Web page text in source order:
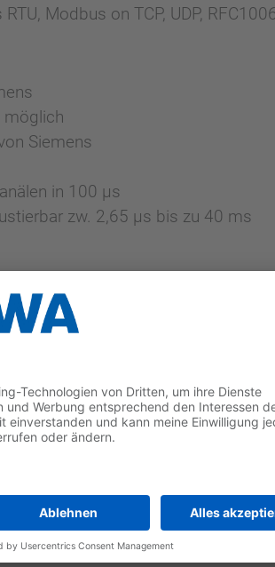
Modbus on TCP, UDP,
möglich
Siemens
in 100 µs
zw. 2,65 µs bis zu 40 ms
, um mehr über unsere
Broschüre downloaden